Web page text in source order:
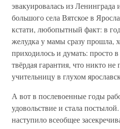
эвакуировалась из Ленинграда
большого села Вятское в
кстати, любопытный факт: в
желудка у мамы сразу прошла,
приходилось и думать: просто
твёрдая гарантия, что никто
учительницу в глухом
А вот в послевоенные годы
удовольствие и стала
наступило всеобщее